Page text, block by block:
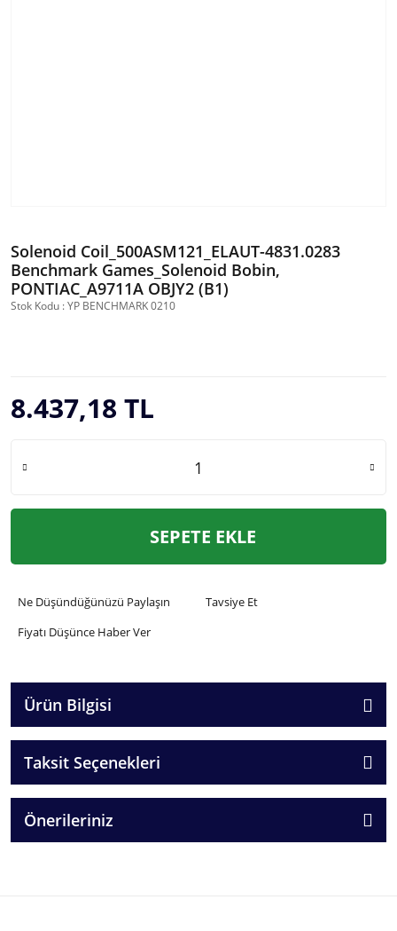
Solenoid Coil_500ASM121_ELAUT-4831.0283
Benchmark Games_Solenoid Bobin,
PONTIAC_A9711A OBJY2 (B1)
Stok Kodu : YP BENCHMARK 0210
8.437,18 TL
SEPETE EKLE
Ne Düşündüğünüzü Paylaşın
Tavsiye Et
Fiyatı Düşünce Haber Ver
Ürün Bilgisi
Taksit Seçenekleri
Önerileriniz